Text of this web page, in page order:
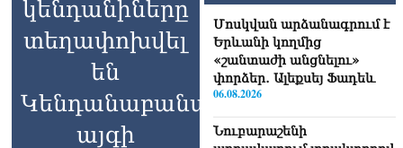
կենդանիները
տեղափոխվել
են
Կենդանաբանական
այգի
Մոսկվան արձանագրում է
Երևանի կողմից
«շանտաժի անցնելու»
փորձեր․ Ալեքսեյ Ֆադեև
06.08.2026
Նուբարաշենի